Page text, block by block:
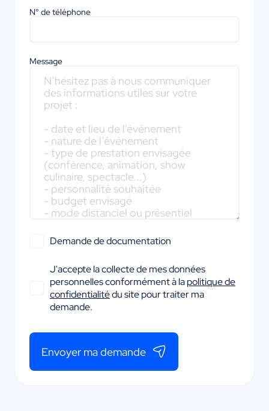
N° de téléphone
Message
Demande de documentation
J'accepte la collecte de mes données
personnelles conformément à lapolitique de
confidentialitédu site pour traiter ma
demande.
Envoyer ma demande